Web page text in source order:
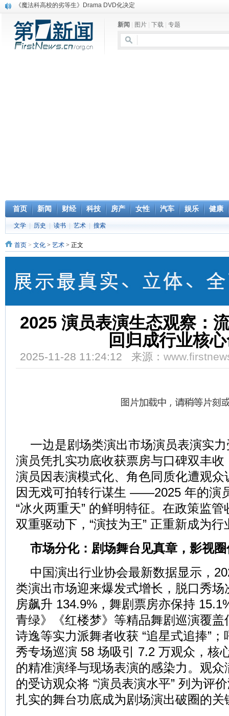
电信运营商“血战”校园
保健品也能吃出一身病? 康宝莱员工自揭多项家丑
煤价"跳水"电企利润"蹦高" 电煤联动亟待完善
苹果公司自建太阳能电厂为数据中心供电
新闻 图片 下载 专题
首页 新闻 财经 科技 房产 女性 汽车 娱乐 健康
文学 历史 读书 艺术 搜索
首页 > 文化 > 艺术 > 正文
2025 演员表演生态观察：
回归成行业核
2025-11-28 11:24:12 来源：
一边是剧场类演出市场演员表演实
演员凭扎实功底收获票房与口碑双丰
演员因表演模式化、角色同质化遭观
因无戏可拍转行谋生 ——2025 年的演
“冰火两重天” 的鲜明特征。在政策监
双重驱动下，“演技为王” 正重新成为
市场分化：剧场舞台见真章，影视
中国演出行业协会最新数据显示，
类演出市场迎来爆发式增长，脱口秀
房飙升 134.9%，舞剧票房亦保持
青绿》《红楼梦》等精品舞剧巡演覆
诗逸等实力派舞者收获 “追星式追捧”
秀专场巡演 58 场吸引 7.2 万观众，核
的精准演绎与现场表演的感染力。观
的受访观众将 “演员表演水平” 列为评
扎实的舞台功底成为剧场演出破圈的关